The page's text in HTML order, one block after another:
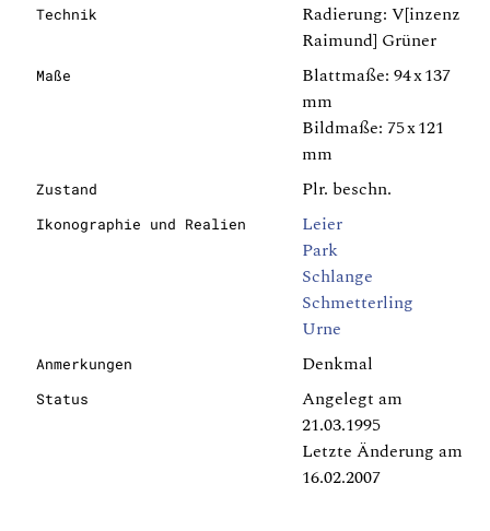
Technik
Radierung: V[inzenz
Raimund] Grüner
Maße
Blattmaße: 94 x 137
mm
Bildmaße: 75 x 121
mm
Zustand Plr. beschn.
Ikonographie und Realien
Leier
Park
Schlange
Schmetterling
Urne
Anmerkungen Denkmal
Status
Angelegt am
21.03.1995
Letzte Änderung am
16.02.2007